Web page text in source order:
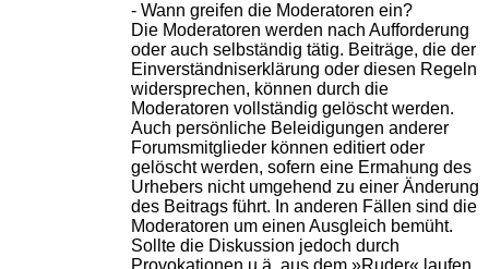
- Wann greifen die Moderatoren ein?
Die Moderatoren werden nach Aufforderung
oder auch selbständig tätig. Beiträge, die der
Einverständniserklärung oder diesen Regeln
widersprechen, können durch die
Moderatoren vollständig gelöscht werden.
Auch persönliche Beleidigungen anderer
Forumsmitglieder können editiert oder
gelöscht werden, sofern eine Ermahung des
Urhebers nicht umgehend zu einer Änderung
des Beitrags führt. In anderen Fällen sind die
Moderatoren um einen Ausgleich bemüht.
Sollte die Diskussion jedoch durch